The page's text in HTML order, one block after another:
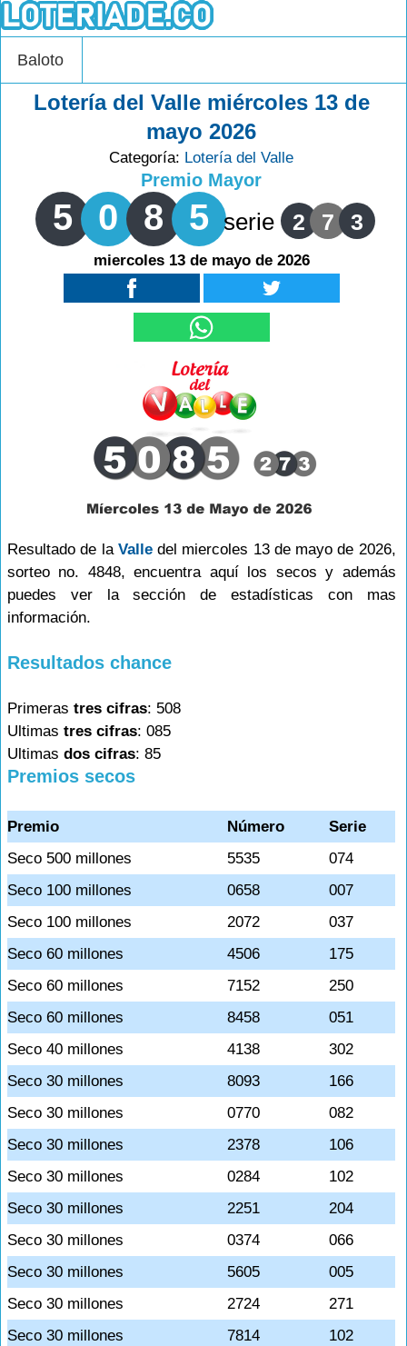
Baloto
Lotería del Valle miércoles 13 de
mayo 2026
Categoría: Lotería del Valle
Premio Mayor
5 0 8 5 serie 2 7 3
miercoles 13 de mayo de 2026
Resultado de la Valledel miercoles 13 de mayo de 2026,
sorteo no. 4848, encuentra aquí los secos y además
puedes ver la sección de estadísticas con mas
información.
Resultados chance
Primeras tres cifras: 508
Ultimas tres cifras: 085
Ultimas dos cifras: 85
Premios secos
Premio Número
Serie
Seco 500 millones
5535
074
Seco 100 millones
0658
007
Seco 100 millones
2072
037
Seco 60 millones
4506
175
Seco 60 millones
7152
250
Seco 60 millones
8458
051
Seco 40 millones
4138
302
Seco 30 millones
8093
166
Seco 30 millones
0770
082
Seco 30 millones
2378
106
Seco 30 millones
0284
102
Seco 30 millones
2251
204
Seco 30 millones
0374
066
Seco 30 millones
5605
005
Seco 30 millones
2724
271
Seco 30 millones
7814
102